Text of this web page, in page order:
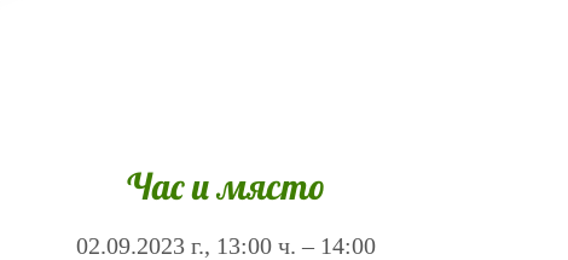
Час и място
02.09.2023 г., 13:00 ч. – 14:00